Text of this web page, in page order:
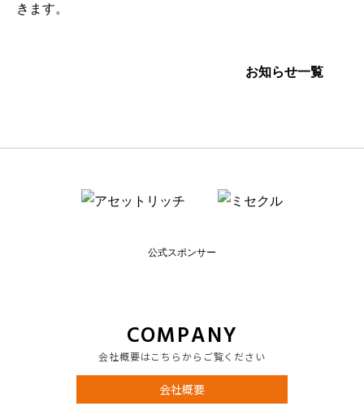
きます。
お知らせ一覧
公式スポンサー
COMPANY
会社概要はこちらからご覧ください
会社概要